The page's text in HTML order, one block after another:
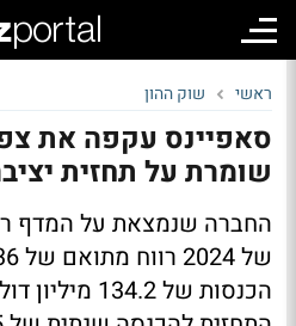
ראשי שוק ההון
סאפיינס עקפה את
שומרת על תחזית
החברה שנמצאת על המדף
הכנסות של